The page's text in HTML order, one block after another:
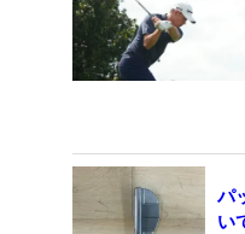
パ
い